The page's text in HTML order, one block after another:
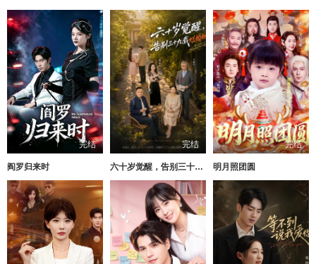
完结
阎罗归来时
完结
六十岁觉醒，告别三十九载烂婚姻
完结
明月照团圆